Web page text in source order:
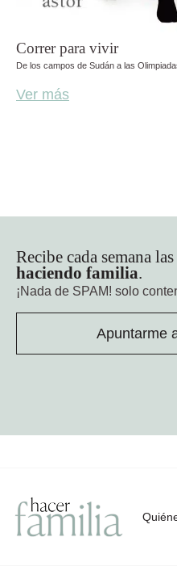
Correr para vivir
De los campos de Sudán a las
Ver más
Recibe cada semana
haciendo familia
¡Nada de SPAM! solo
Apuntarme